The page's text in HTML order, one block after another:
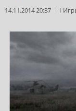
14.11.2014 20:37